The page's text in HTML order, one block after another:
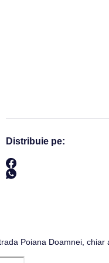
Distribuie pe:
Poiana Doamnei, chiar